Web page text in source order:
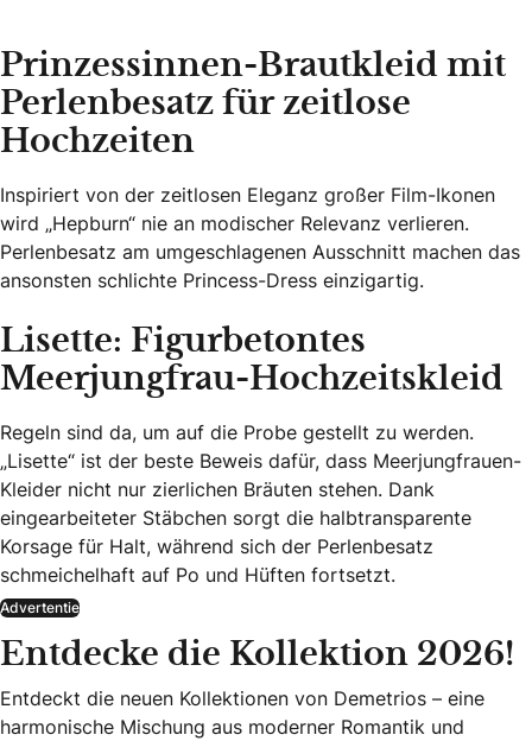
Prinzessinnen-Brautkleid mit
Perlenbesatz für zeitlose
Hochzeiten
Inspiriert von der zeitlosen Eleganz großer Film-Ikonen
wird „Hepburn“ nie an modischer Relevanz verlieren.
Perlenbesatz am umgeschlagenen Ausschnitt machen das
ansonsten schlichte Princess-Dress einzigartig.
Lisette: Figurbetontes
Meerjungfrau-Hochzeitskleid
Regeln sind da, um auf die Probe gestellt zu werden.
„Lisette“ ist der beste Beweis dafür, dass Meerjungfrauen-
Kleider nicht nur zierlichen Bräuten stehen. Dank
eingearbeiteter Stäbchen sorgt die halbtransparente
Korsage für Halt, während sich der Perlenbesatz
schmeichelhaft auf Po und Hüften fortsetzt.
Advertentie
Entdecke die Kollektion 2026!
Entdeckt die neuen Kollektionen von Demetrios – eine
harmonische Mischung aus moderner Romantik und